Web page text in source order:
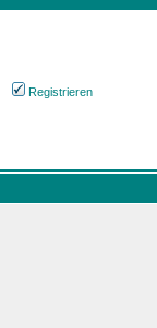
Registrieren